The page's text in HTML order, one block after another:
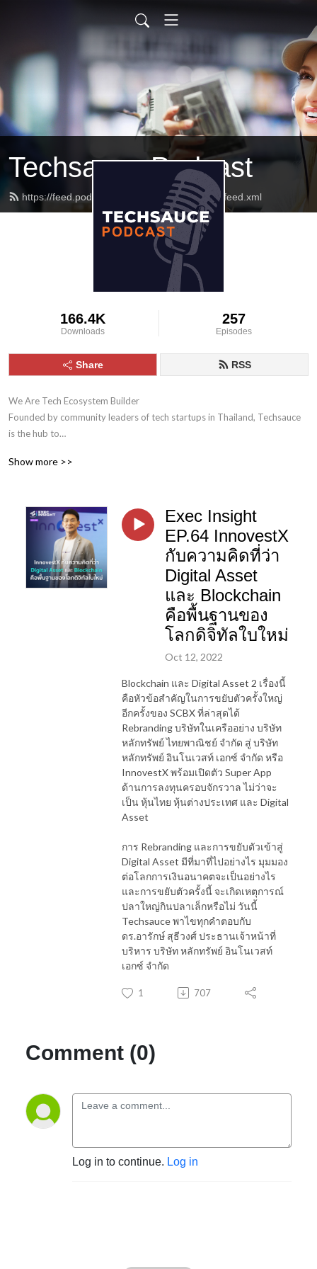
Techsauce Podcast
https://feed.podbean.com/techsaucepodcast/feed.xml
166.4K
Downloads
257
Episodes
Share RSS
We Are Tech Ecosystem Builder
Founded by community leaders of tech startups in Thailand, Techsauce
is the hub to
networks.
Show more >>
Exec Insight
EP.64 InnovestX
กับความคิดที่ว่า
Digital Asset
และ Blockchain
คือพื้นฐานของ
โลกดิจิทัลใบใหม่
Oct 12, 2022
Blockchain และ Digital Asset 2 เรื่องนี้
คือหัวข้อสำคัญในการขยับตัวครั้งใหญ่
อีกครั้งของ SCBX ที่ล่าสุดได้
Rebranding บริษัทในเครืออย่าง บริษัท
หลักทรัพย์ ไทยพาณิชย์ จำกัด สู่ บริษัท
หลักทรัพย์ อินโนเวสท์ เอกซ์ จำกัด หรือ
InnovestX พร้อมเปิดตัว Super App
ด้านการลงทุนครอบจักรวาล ไม่ว่าจะ
เป็น หุ้นไทย หุ้นต่างประเทศ และ Digital
Asset
การ Rebranding และการขยับตัวเข้าสู่
Digital Asset มีที่มาที่ไปอย่างไร มุมมอง
ต่อโลกการเงินอนาคตจะเป็นอย่างไร
และการขยับตัวครั้งนี้ จะเกิดเหตุการณ์
ปลาใหญ่กินปลาเล็กหรือไม่ วันนี้
Techsauce พาไขทุกคำตอบกับ
ดร.อารักษ์ สุธีวงศ์ ประธานเจ้าหน้าที่
บริหาร บริษัท หลักทรัพย์ อินโนเวสท์
เอกซ์ จำกัด
1 707
Comment (0)
Log in to continue. Log in